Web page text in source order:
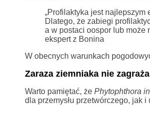
„Profilaktyka jest
Dlatego, że zabiegi
a w postaci oospor lub może
ekspert z Bonina
W obecnych warunkach
Zaraza ziemniaka nie
Warto pamiętać, że Phytophthora
dla przemysłu przetwórczego, jak